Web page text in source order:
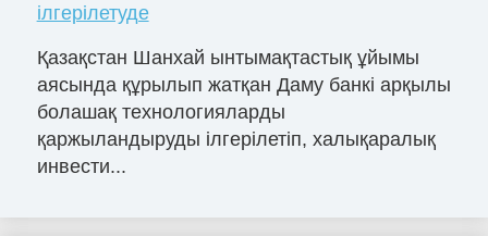
ілгерілетуде
Қазақстан Шанхай ынтымақтастық ұйымы
аясында құрылып жатқан Даму банкі арқылы
болашақ технологияларды
қаржыландыруды ілгерілетіп, халықаралық
инвести...